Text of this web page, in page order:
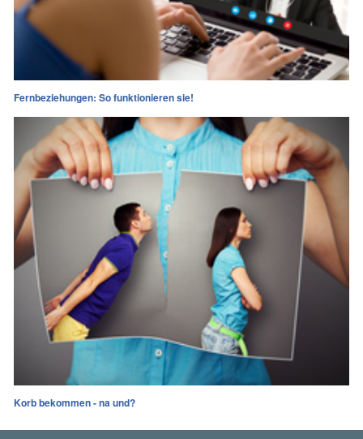
Fernbeziehungen: So funktionieren sie!
Korb bekommen - na und?